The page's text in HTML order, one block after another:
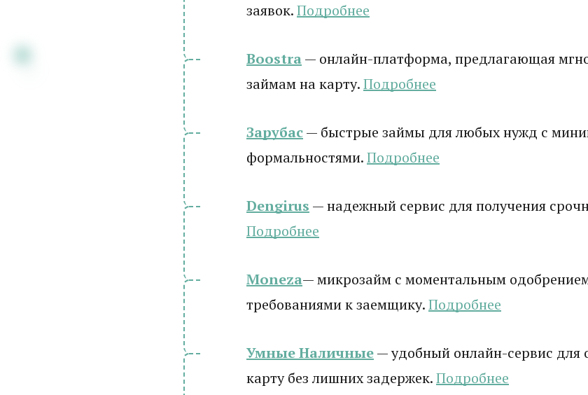
заявок.Подробнее
Boostra— онлайн-платформа, предлагающая
займам на карту.Подробнее
Зарубас— быстрые займы для любых нужд с
формальностями.Подробнее
Dengirus — надежный сервис для получения
Подробнее
Moneza— микрозайм с моментальным
требованиями к заемщику.Подробнее
Умные Наличные— удобный онлайн-сервис для
карту без лишних задержек.Подробнее